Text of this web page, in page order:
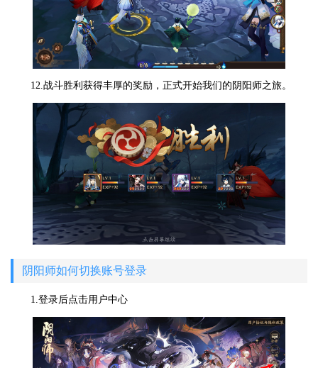
12.战斗胜利获得丰厚的奖励，正式开始我们的阴阳师之旅。
阴阳师如何切换账号登录
1.登录后点击用户中心